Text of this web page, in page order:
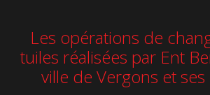
Les opérations de
tuiles réalisées par Ent
ville de Vergons et